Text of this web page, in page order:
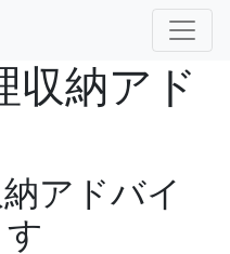
収納アド
アドバイ